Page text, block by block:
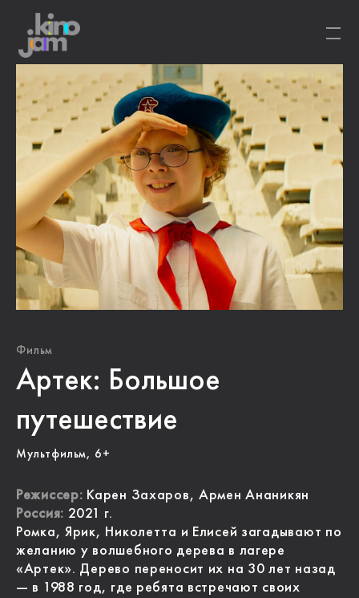
Фильм
Артек: Большое
путешествие
Мультфильм, 6+
Режиссер: Карен Захаров, Армен Ананикян
Россия: 2021 г.
Ромка, Ярик, Николетта и Елисей загадывают по
желанию у волшебного дерева в лагере
«Артек». Дерево переносит их на 30 лет назад
— в 1988 год, где ребята встречают своих